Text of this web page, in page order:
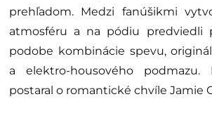
prehľadom. Medzi fanúšikmi
atmosféru a na pódiu predviedli
podobe kombinácie spevu,
a elektro-housového
postaral o romantické chvíle Jamie